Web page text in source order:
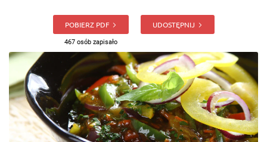
POBIERZ PDF
467 osób zapisało
UDOSTĘPNIJ